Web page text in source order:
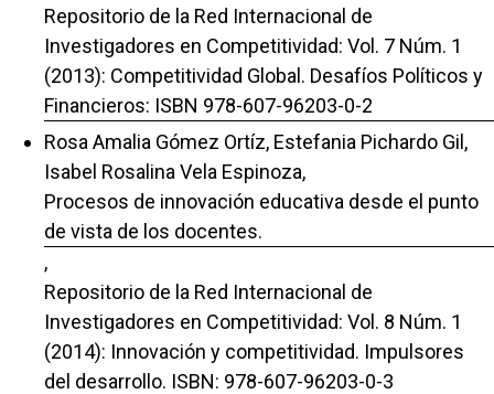
Repositorio de la Red Internacional de
Investigadores en Competitividad: Vol. 7 Núm. 1
(2013): Competitividad Global. Desafíos Políticos y
Financieros: ISBN 978-607-96203-0-2
Rosa Amalia Gómez Ortíz, Estefania Pichardo Gil,
Isabel Rosalina Vela Espinoza,
Procesos de innovación educativa desde el punto
de vista de los docentes.
,
Repositorio de la Red Internacional de
Investigadores en Competitividad: Vol. 8 Núm. 1
(2014): Innovación y competitividad. Impulsores
del desarrollo. ISBN: 978-607-96203-0-3